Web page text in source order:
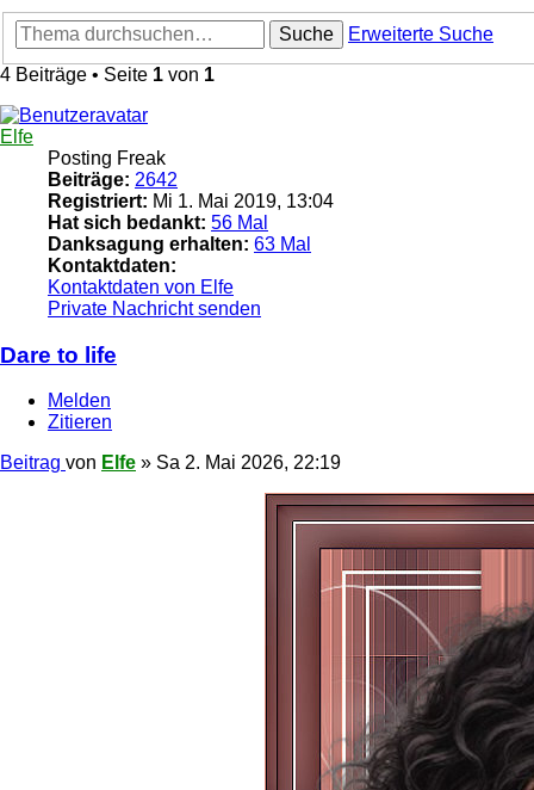
Suche
Erweiterte Suche
4 Beiträge • Seite 1 von 1
Elfe
Posting Freak
Beiträge: 2642
Registriert: Mi 1. Mai 2019, 13:04
Hat sich bedankt: 56 Mal
Danksagung erhalten: 63 Mal
Kontaktdaten:
Kontaktdaten von Elfe
Private Nachricht senden
Dare to life
Melden
Zitieren
Beitrag von Elfe » Sa 2. Mai 2026, 22:19